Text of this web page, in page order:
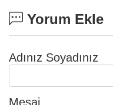
Yorum Ekle
Adınız Soyadınız
Mesaj